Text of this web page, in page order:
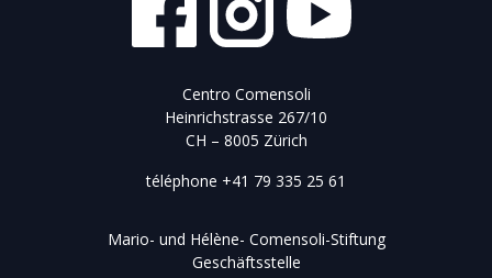
Centro Comensoli
Heinrichstrasse 267/10
CH – 8005 Zürich
téléphone +41 79 335 25 61
Mario- und Hélène- Comensoli-Stiftung
Geschäftsstelle